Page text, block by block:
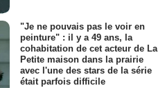
"Je ne pouvais pas le voir en
peinture" : il y a 49 ans, la
cohabitation de cet acteur de La
Petite maison dans la prairie
avec l'une des stars de la série
était parfois difficile